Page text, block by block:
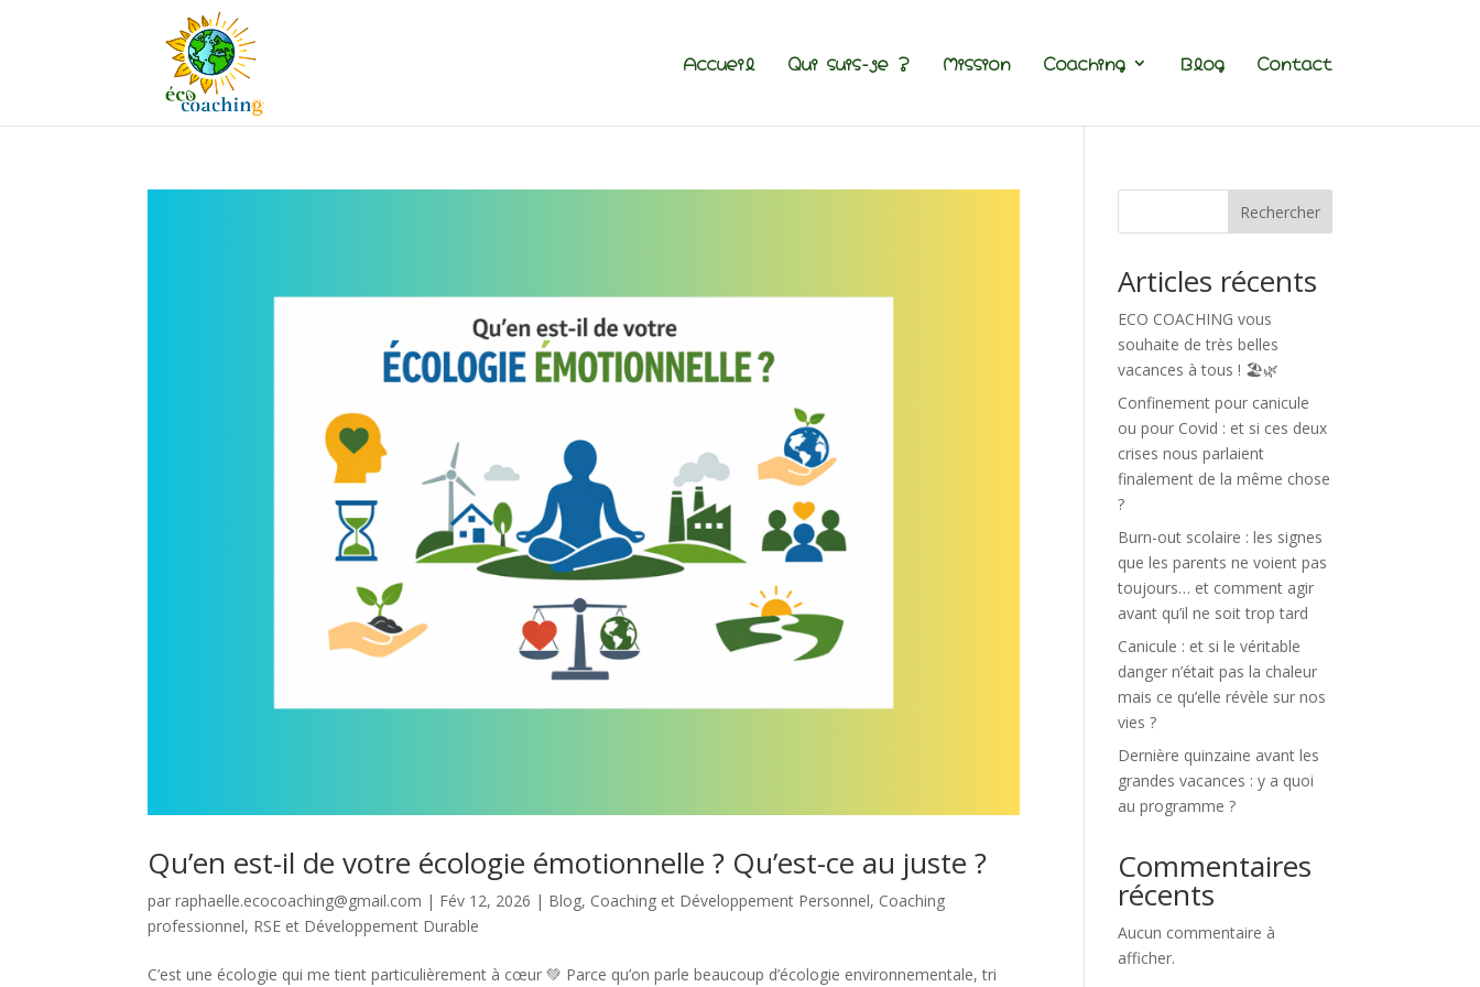
Accueil Qui suis-je ? Mission Coaching Blog Contact
Qu’en est-il de votre écologie émotionnelle ? Qu’est-ce au juste ?
parraphaelle.ecocoaching@gmail.com | Fév 12, 2026 | Blog, Coaching et Développement Personnel, Coaching
professionnel, RSE et Développement Durable
C’est une écologie qui me tient particulièrement à cœur 💚 Parce qu’on parle beaucoup d’écologie environnementale, tri
Rechercher
Articles récents
ECO COACHING vous
souhaite de très belles
vacances à tous ! 🏖️🌿
Confinement pour canicule
ou pour Covid : et si ces deux
crises nous parlaient
finalement de la même chose
?
Burn-out scolaire : les signes
que les parents ne voient pas
toujours… et comment agir
avant qu’il ne soit trop tard
Canicule : et si le véritable
danger n’était pas la chaleur
mais ce qu’elle révèle sur nos
vies ?
Dernière quinzaine avant les
grandes vacances : y a quoi
au programme ?
Commentaires
récents
Aucun commentaire à
afficher.